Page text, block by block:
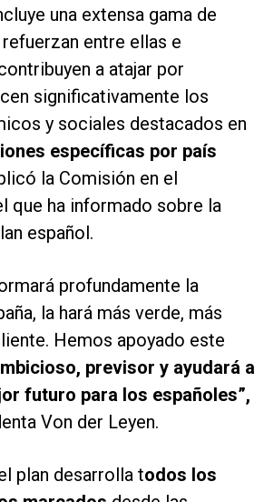
una extensa gama de
entre ellas e
a atajar por
significativamente los
y sociales destacados en
específicas por país
la Comisión en el
que ha informado sobre la
español.
profundamente la
la hará más verde, más
Hemos apoyado este
previsor y ayudará a
futuro para los españoles”,
Von der Leyen.
plan desarrolla todos los